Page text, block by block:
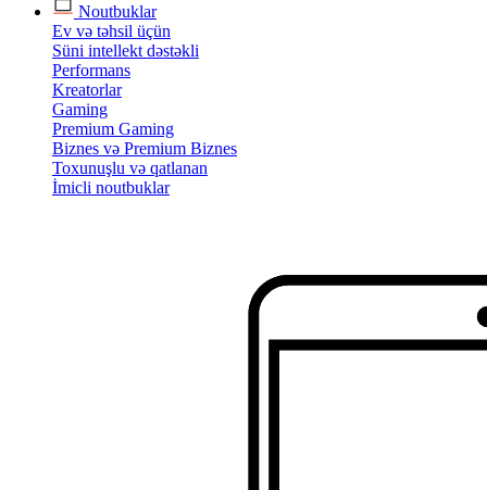
Noutbuklar
Ev və təhsil üçün
Süni intellekt dəstəkli
Performans
Kreatorlar
Gaming
Premium Gaming
Biznes və Premium Biznes
Toxunuşlu və qatlanan
İmicli noutbuklar